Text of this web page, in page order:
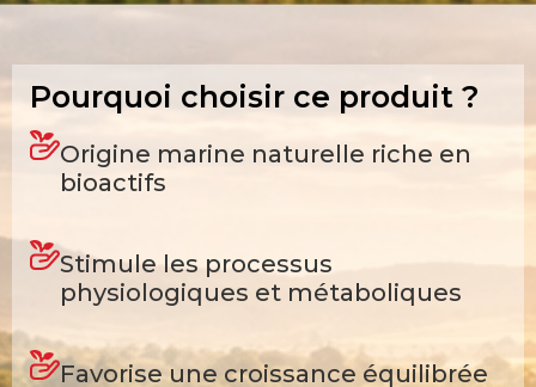
Pourquoi choisir ce produit ?
Origine marine naturelle riche en
bioactifs
Stimule les processus
physiologiques et métaboliques
Favorise une croissance équilibrée